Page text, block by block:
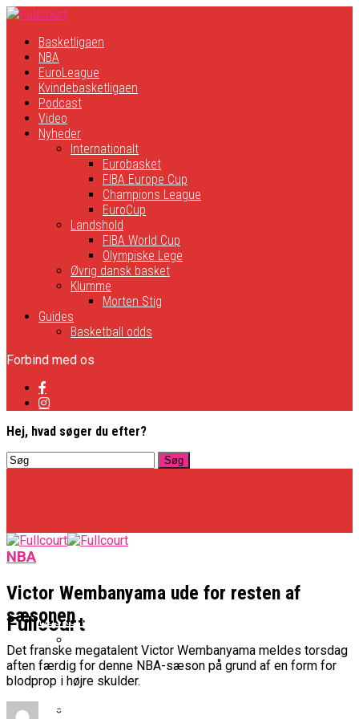
Basketligaen
NBA
EuroLeague
Kvindebasketligaen
Podcast
Video
Nyheder
Internationalt
Eurobasket
FIBA Europe Cup
Champions League
EuroCup
Landshold
FIBA World Cup
Olympiske Lege
Øvrig dansk basket
Klumme
Morten Stig
Guides
Basketball odds
Forbind med os
Hej, hvad søger du efter?
Fullcourt
Basketligaen
Officielt: Vejen Gafler Dansker Hos Rabbits
NBA
NBA
Victor Wembanyama ude for resten af
sæsonen
Det franske megatalent Victor Wembanyama meldes torsdag
aften færdig for denne NBA-sæson på grund af en form for
blodprop i højre skulder.